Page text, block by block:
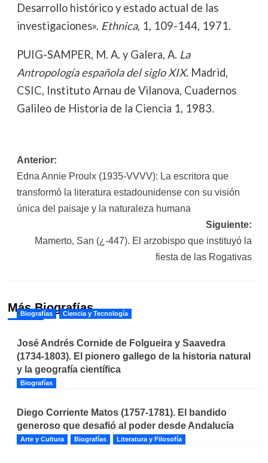
Desarrollo histórico y estado actual de las
investigaciones». Ethnica, 1, 109-144, 1971.
PUIG-SAMPER, M. A. y Galera, A. La
Antropología española del siglo XIX.Madrid,
CSIC, Instituto Arnau de Vilanova, Cuadernos
Galileo de Historia de la Ciencia 1, 1983.
Navegación
de
entradas
Anterior:
Edna Annie Proulx (1935-VVVV): La escritora que
transformó la literatura estadounidense con su visión
única del paisaje y la naturaleza humana
Siguiente:
Mamerto, San (¿-447). El arzobispo que instituyó la
fiesta de las Rogativas
Más Biografías
Biografías Ciencia y Tecnología
José Andrés Cornide de Folgueira y Saavedra
(1734-1803). El pionero gallego de la historia natural
y la geografía científica
Biografías
Diego Corriente Matos (1757-1781). El bandido
generoso que desafió al poder desde Andalucía
Arte y Cultura Biografías Literatura y Filosofía